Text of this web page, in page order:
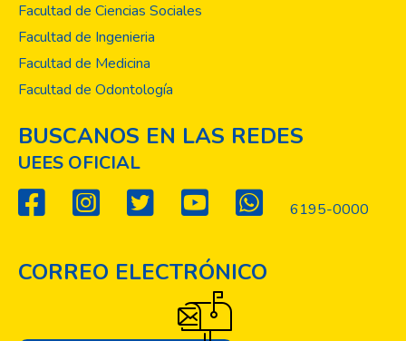
general".
Facultad de Ciencias Sociales
Facultad de Ingenieria
Facultad de Medicina
Facultad de Odontología
BUSCANOS EN LAS REDES
UEES OFICIAL
6195-0000
CORREO ELECTRÓNICO